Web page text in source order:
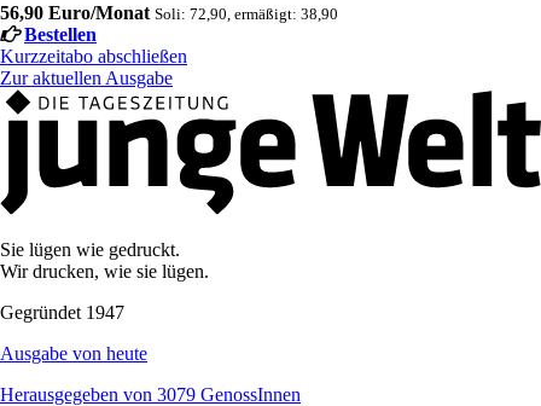
56,90 Euro/Monat Soli: 72,90, ermäßigt: 38,90
Bestellen
Kurzzeitabo abschließen
Zur aktuellen Ausgabe
Sie lügen wie gedruckt.
Wir drucken, wie sie lügen.
Gegründet 1947
Ausgabe von heute
Herausgegeben von 3079 GenossInnen